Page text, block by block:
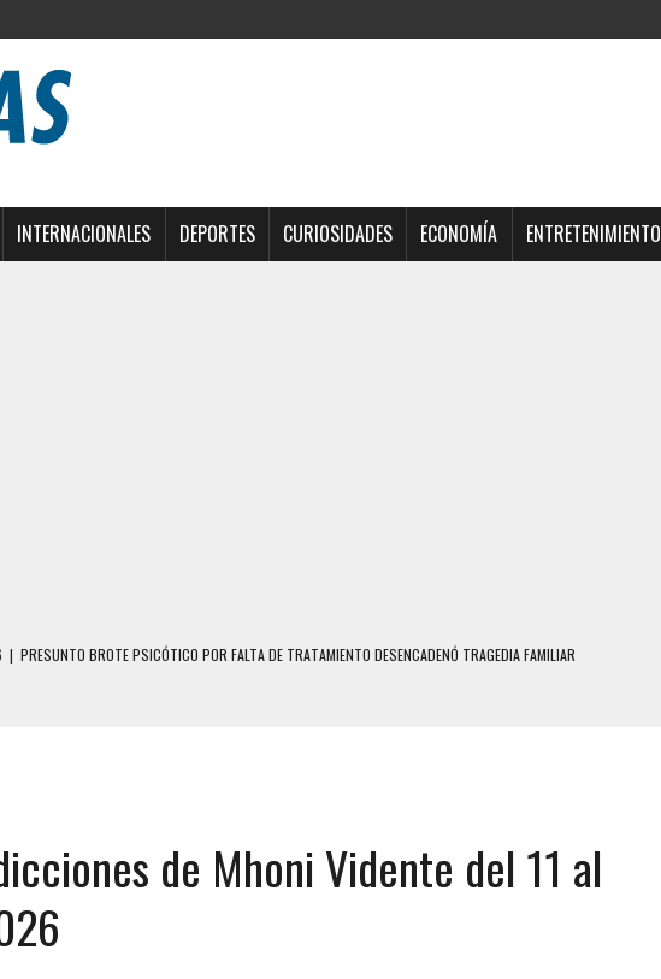
INTERNACIONALES DEPORTES CURIOSIDADES ECONOMÍA ENTRETENIMIENTO
| PRESUNTO BROTE PSICÓTICO POR FALTA DE TRATAMIENTO DESENCADENÓ TRAGEDIA FAMILIAR
SU NEVERA MIENTRAS LA CASA SE INUNDABA
EN SITUACIÓN DE CALLE Y MURIÓ A MANOS DE VARIOS DE ELLOS EN MATURÍN
UNA VIVIENDA EN EL CENTRO DE CARACAS CON MÁS DE 20 PERSONAS ADENTRO
CON UN CUCHILLO A SUS HIJOS, UNO PERDIÓ LA VIDA
de Mhoni Vidente del 11 al